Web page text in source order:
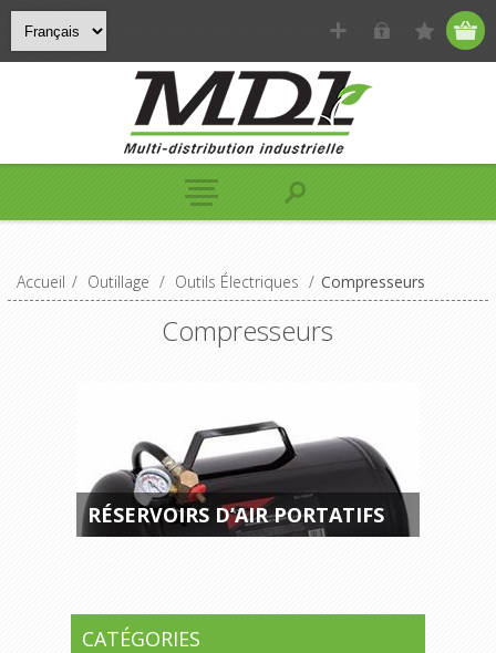
Accueil / Outillage / Outils Électriques / Compresseurs
Compresseurs
RÉSERVOIRS D’AIR PORTATIFS
CATÉGORIES